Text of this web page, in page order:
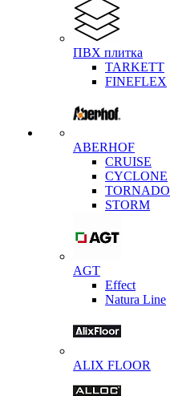
ПВХ плитка
TARKETT
FINEFLEX
ABERHOF
CRUISE
CYCLONE
TORNADO
STORM
AGT
Effect
Natura Line
ALIX FLOOR